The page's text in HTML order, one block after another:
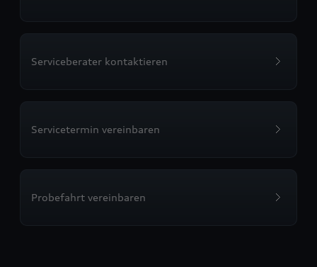
Serviceberater kontaktieren
Servicetermin vereinbaren
Probefahrt vereinbaren